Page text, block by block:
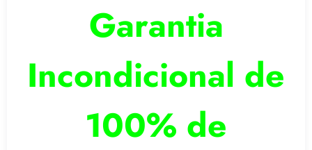
Garantia
Incondicional de
100% de